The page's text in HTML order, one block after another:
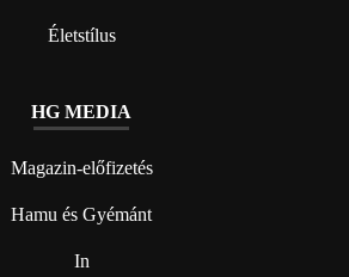
Életstílus
HG MEDIA
Magazin-előfizetés
Hamu és Gyémánt
In